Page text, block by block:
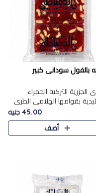
بالفول سودانى كبير
الجزرية التركية الحمراء
بقوامها الهلامي الطري
الأحمر المميز، محشوة
بالفول السوداني المحمص
توازنًا رائعًا ..
45.00 جنيه
أضف